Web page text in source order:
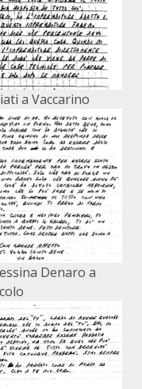
a Vaccarino
Denaro a